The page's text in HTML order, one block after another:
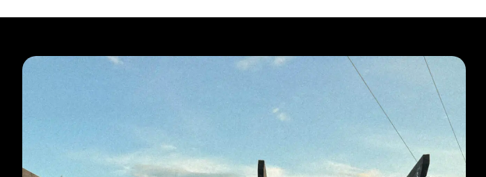
Булиты компании